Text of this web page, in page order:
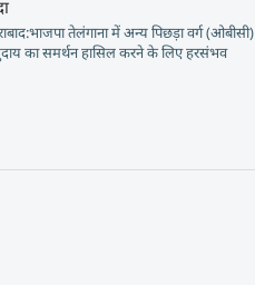
तेलंगाना में अन्य पिछड़ा वर्ग (ओबीसी)
का समर्थन हासिल करने के लिए हरसंभव